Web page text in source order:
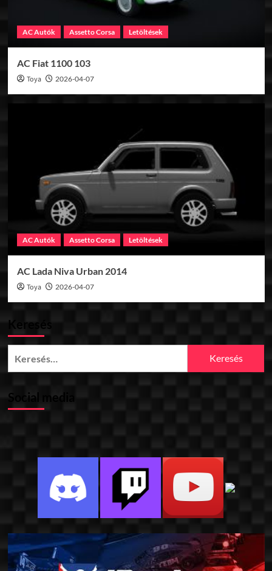
AC Autók Assetto Corsa Letöltések
AC Fiat 1100 103
Toya 2026-04-07
AC Autók Assetto Corsa Letöltések
AC Lada Niva Urban 2014
Toya 2026-04-07
Keresés
Social media